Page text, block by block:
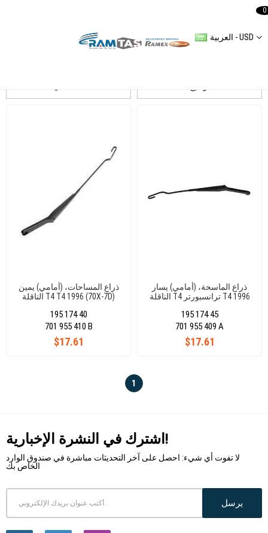
العربية - USD
0
ذراع المساحات، (أمامي) يمين
الناقلة T4 T4 1996 (70X-7D)
195 174 40
$17.61
701 955 410 B
ذراع الماسحة، (أمامي) يسار
الناقلة T4 ترانسبورتر T4 1996
195 174 45
$17.61
701 955 409 A
1
اشترك في النشرة الإخبارية!
لا تفوت أي شيء: احصل على آخر التحديثات مباشرة في صندوق الوارد
الخاص بك
يرسل